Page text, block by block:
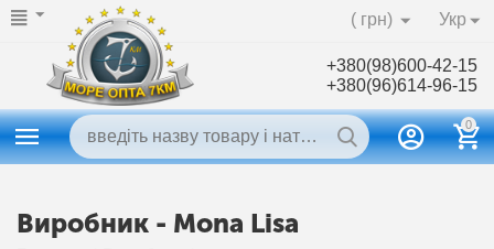
Укр
( грн)
+380(98)600-42-15
+380(96)614-96-15
0
Виробник - Mona Lisa